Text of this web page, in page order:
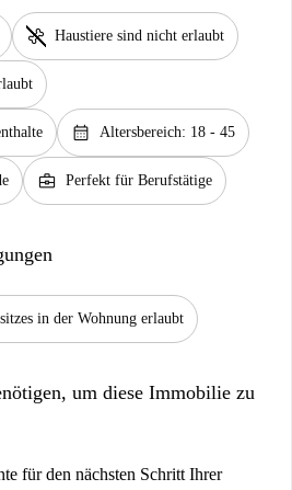
pet_supplies Haustiere sind nicht erlaubt
calendar_month Altersbereich: 18 - 45
business_center Perfekt für Berufstätige
in der Wohnung erlaubt
um diese Immobilie zu
für den nächsten Schritt Ihrer